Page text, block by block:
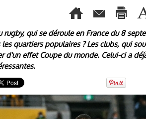
rugby, qui se déroule en France du 8
quartiers populaires ? Les clubs, qui
d'un effet Coupe du monde. Celui-ci a